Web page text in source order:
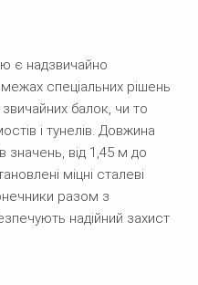
є надзвичайно
спеціальних рішень
балок, чи то
і тунелів. Довжина
значень, від 1,45 м до
міцні сталеві
разом з
надійний захист